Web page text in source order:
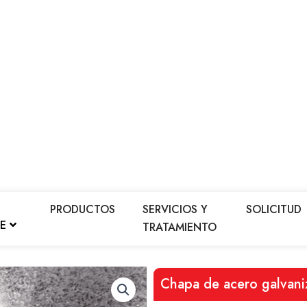
PRODUCTOS
SERVICIOS Y
TRATAMIENTO
SOLICITUD
Chapa de acero